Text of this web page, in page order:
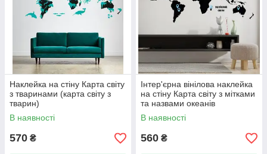
Наклейка на стіну Карта світу
з тваринами (карта світу з
тварин)
В наявності
570 ₴
Інтер'єрна вінілова наклейка
на стіну Карта світу з мітками
та назвами океанів
В наявності
560 ₴